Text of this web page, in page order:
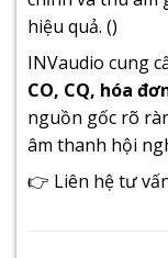
hiệu quả. ()
INVaudio cung
CO, CQ, hóa
nguồn gốc rõ
âm thanh hội
👉 Liên hệ tư